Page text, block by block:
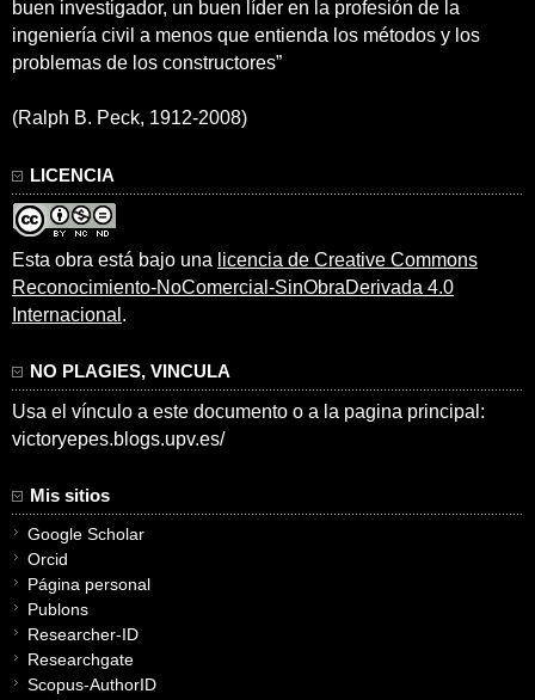
buen investigador, un buen líder en la profesión de la
ingeniería civil a menos que entienda los métodos y los
problemas de los constructores”
(Ralph B. Peck, 1912-2008)
LICENCIA
Esta obra está bajo una licencia de Creative Commons
Reconocimiento-NoComercial-SinObraDerivada 4.0
Internacional .
NO PLAGIES, VINCULA
Usa el vínculo a este documento o a la pagina principal:
victoryepes.blogs.upv.es/
Mis sitios
Google Scholar
Orcid
Página personal
Publons
Researcher-ID
Researchgate
Scopus-AuthorID